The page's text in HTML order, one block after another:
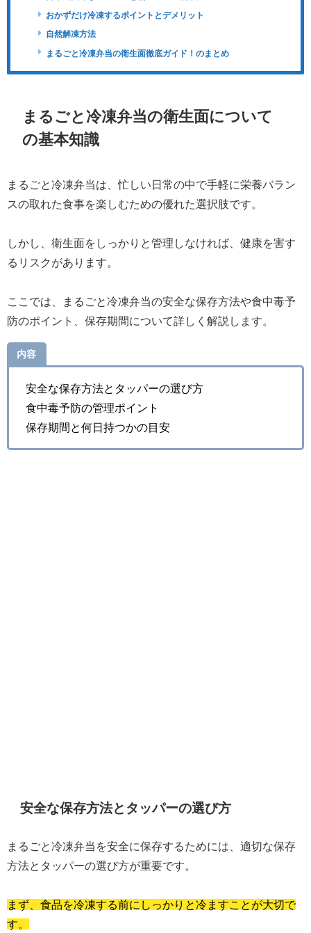
おかずだけ冷凍するポイントとデメリット
自然解凍方法
まるごと冷凍弁当の衛生面徹底ガイド！のまとめ
まるごと冷凍弁当の衛生面について
の基本知識
まるごと冷凍弁当は、忙しい日常の中で手軽に栄養バラン
スの取れた食事を楽しむための優れた選択肢です。
しかし、衛生面をしっかりと管理しなければ、健康を害す
るリスクがあります。
ここでは、まるごと冷凍弁当の安全な保存方法や食中毒予
防のポイント、保存期間について詳しく解説します。
内容
安全な保存方法とタッパーの選び方
食中毒予防の管理ポイント
保存期間と何日持つかの目安
安全な保存方法とタッパーの選び方
まるごと冷凍弁当を安全に保存するためには、適切な保存
方法とタッパーの選び方が重要です。
まず、食品を冷凍する前にしっかりと冷ますことが大切で
す。